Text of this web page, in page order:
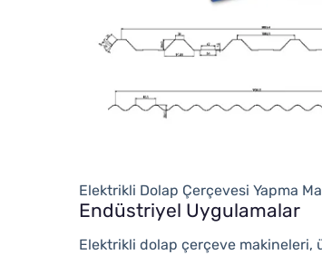
Elektrikli Dolap Çerçevesi Yapma
Endüstriyel Uygulamalar
Elektrikli dolap çerçeve makineleri,